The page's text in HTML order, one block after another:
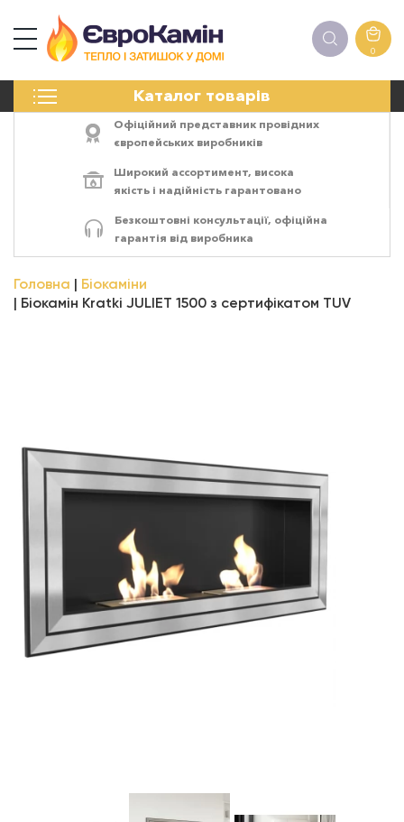
0
Каталог товарів
ПЕЧІ
ЕЛЕКТРОКАМІНИ
АКСЕСУАРИ
Офіційний представник провідних
європейських виробників
Широкий ассортимент, висока
якість і надійність гарантовано
Безкоштовні консультації, офіційна
гарантія від виробника
Головна
Біокаміни
Біокамін Kratki JULIET 1500 з сертифікатом TUV